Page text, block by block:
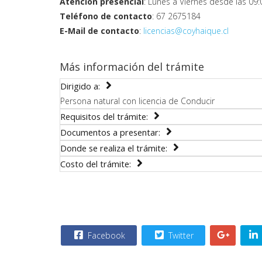
Teléfono de contacto: 67 2675184
E-Mail de contacto: licencias@coyhaique.cl
Más información del trámite
Dirigido a:
Persona natural con licencia de Conducir
Requisitos del trámite:
Documentos a presentar:
Donde se realiza el trámite:
Costo del trámite:
Facebook Twitter